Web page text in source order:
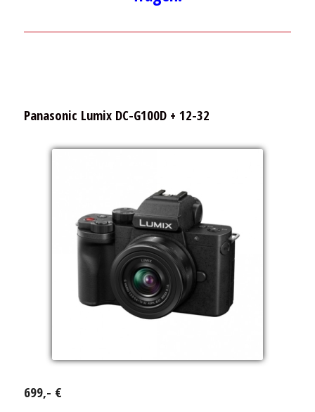
Panasonic Lumix DC-G100D + 12-32
699,- €